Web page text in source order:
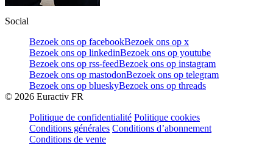
Social
Bezoek ons op facebookBezoek ons op x
Bezoek ons op linkedinBezoek ons op youtube
Bezoek ons op rss-feedBezoek ons op instagram
Bezoek ons op mastodonBezoek ons op telegram
Bezoek ons op blueskyBezoek ons op threads
© 2026 Euractiv FR
Politique de confidentialité Politique cookies
Conditions générales Conditions d’abonnement
Conditions de vente